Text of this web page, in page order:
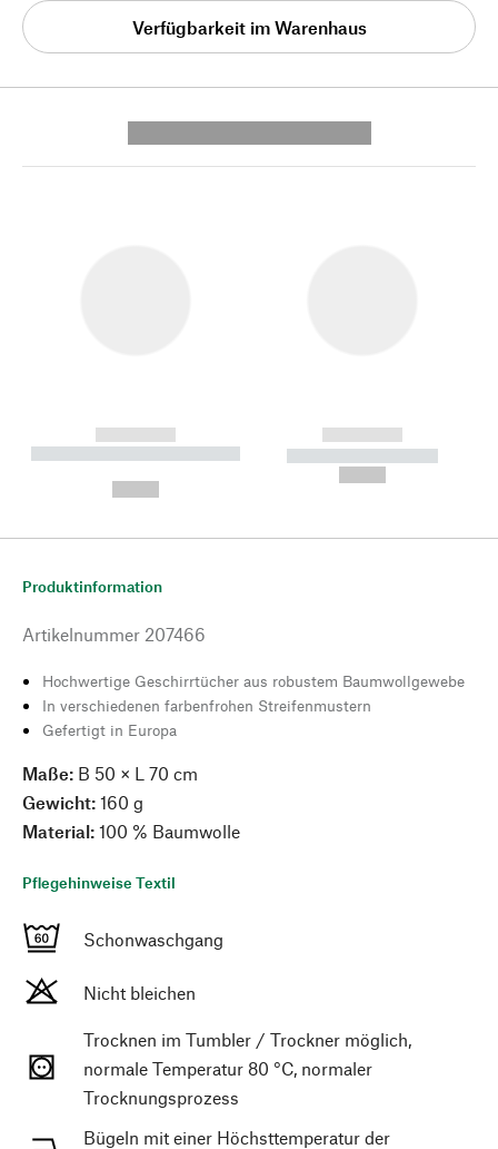
Verfügbarkeit im Warenhaus
------------
----------- ----------- --------
------------
----------- -----------
Produktinformation
Artikelnummer 207466
Hochwertige Geschirrtücher aus robustem Baumwollgewebe
In verschiedenen farbenfrohen Streifenmustern
Gefertigt in Europa
Maße: B 50 × L 70 cm
Gewicht: 160 g
Material: 100 % Baumwolle
Pflegehinweise Textil
Schonwaschgang
Nicht bleichen
Trocknen im Tumbler / Trockner möglich,
normale Temperatur 80 °C, normaler
Trocknungsprozess
Bügeln mit einer Höchsttemperatur der